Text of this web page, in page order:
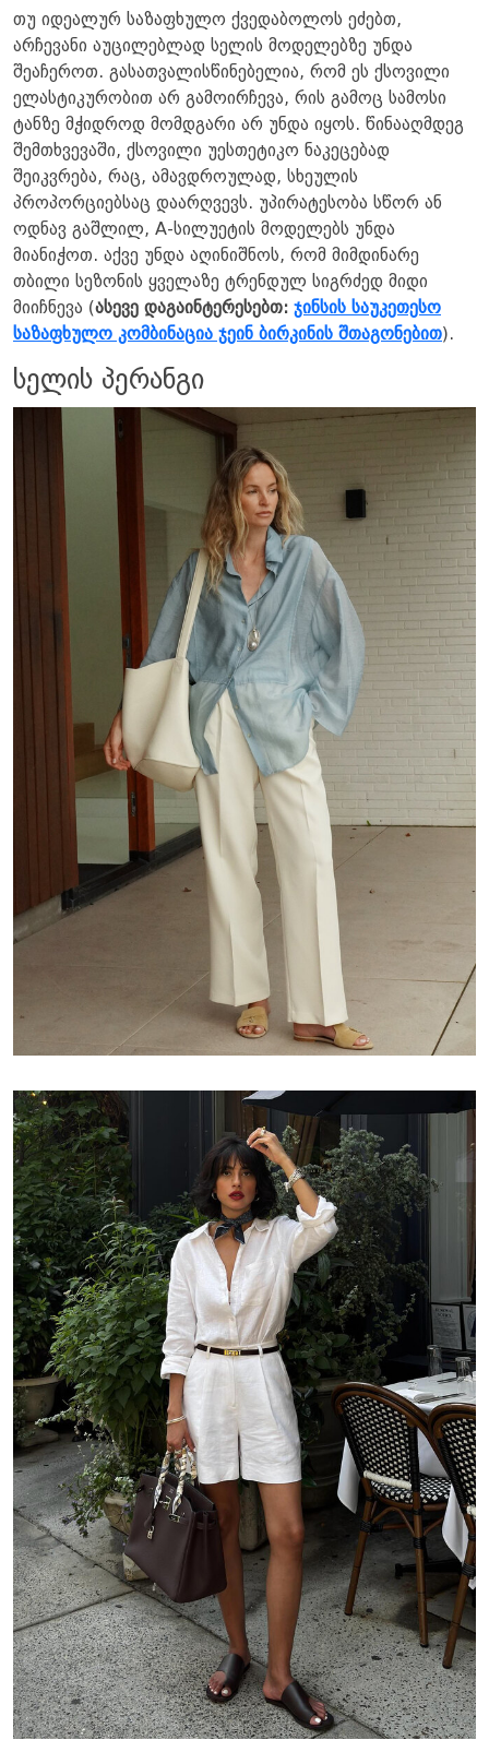
თუ იდეალურ საზაფხულო ქვედაბოლოს ეძებთ,
არჩევანი აუცილებლად სელის მოდელებზე უნდა
შეაჩეროთ. გასათვალისწინებელია, რომ ეს ქსოვილი
ელასტიკურობით არ გამოირჩევა, რის გამოც სამოსი
ტანზე მჭიდროდ მომდგარი არ უნდა იყოს. წინააღმდეგ
შემთხვევაში, ქსოვილი უესთეტიკო ნაკეცებად
შეიკვრება, რაც, ამავდროულად, სხეულის
პროპორციებსაც დაარღვევს. უპირატესობა სწორ ან
ოდნავ გაშლილ, A-სილუეტის მოდელებს უნდა
მიანიჭოთ. აქვე უნდა აღინიშნოს, რომ მიმდინარე
თბილი სეზონის ყველაზე ტრენდულ სიგრძედ მიდი
მიიჩნევა (ასევე დაგაინტერესებთ: ჯინსის საუკეთესო
საზაფხულო კომბინაცია ჯეინ ბირკინის შთაგონებით).
სელის პერანგი